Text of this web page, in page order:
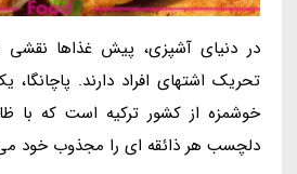
در دنیای آشپزی، پیش غذاها
تحریک اشتهای افراد دارند.
خوشمزه از کشور ترکیه است که با
دلچسب هر ذائقه ای را مجذوب خود